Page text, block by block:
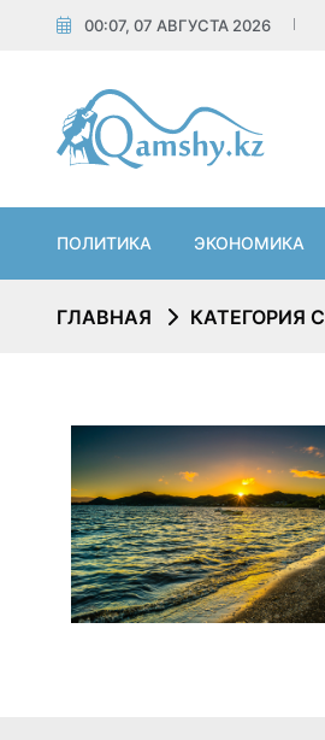
00:07, 07 АВГУСТА 2026
ПОЛИТИКА ЭКОНОМИКА
ГЛАВНАЯ КАТЕГОРИЯ